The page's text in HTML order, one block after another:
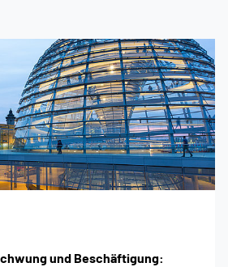
und Beschäftigung: